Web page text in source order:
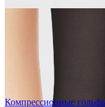
Компрессионные